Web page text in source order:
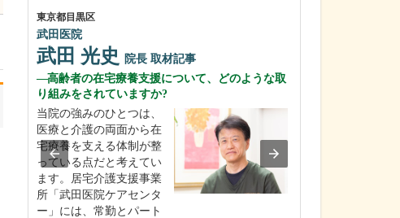
東京都目黒区
武田医院
武田 光史 院長 取材記事
高齢者の在宅療養支援について、どのような取
り組みをされていますか?
当院の強みのひとつは、
医療と介護の両面から在
宅療養を支える体制が整
っている点だと考えてい
ます。居宅介護支援事業
所「武田医院ケアセンタ
ー」には、常勤とパート